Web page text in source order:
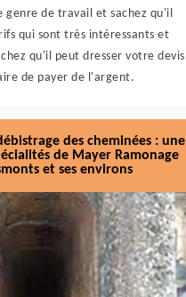
genre de travail et sachez qu'il
qui sont très intéressants et
qu'il peut dresser votre devis
de payer de l'argent.
des cheminées : une
de Mayer Ramonage
et ses environs